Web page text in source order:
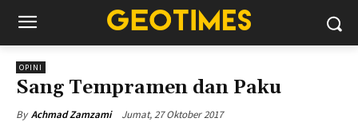
OPINI
Sang Tempramen dan Paku
By Achmad Zamzami Jumat, 27 Oktober 2017